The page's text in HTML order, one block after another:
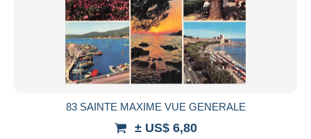
83 SAINTE MAXIME VUE GENERALE
± US$ 6,80